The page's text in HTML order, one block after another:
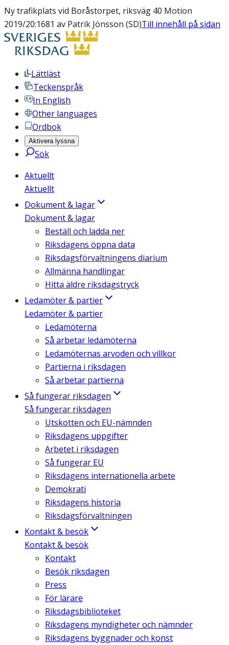
Ny trafikplats vid Boråstorpet, riksväg 40 Motion
2019/20:1681 av Patrik Jönsson (SD)Till innehåll på sidan
Lättläst
Teckenspråk
In English
Other languages
Ordbok
Aktivera lyssna
Sök
Aktuellt
Aktuellt
Dokument & lagar
Dokument & lagar
Beställ och ladda ner
Riksdagens öppna data
Riksdagsförvaltningens diarium
Allmänna handlingar
Hitta äldre riksdagstryck
Ledamöter & partier
Ledamöter & partier
Ledamöterna
Så arbetar ledamöterna
Ledamöternas arvoden och villkor
Partierna i riksdagen
Så arbetar partierna
Så fungerar riksdagen
Så fungerar riksdagen
Utskotten och EU-nämnden
Riksdagens uppgifter
Arbetet i riksdagen
Så fungerar EU
Riksdagens internationella arbete
Demokrati
Riksdagens historia
Riksdagsförvaltningen
Kontakt & besök
Kontakt & besök
Kontakt
Besök riksdagen
Press
För lärare
Riksdagsbiblioteket
Riksdagens myndigheter och nämnder
Riksdagens byggnader och konst